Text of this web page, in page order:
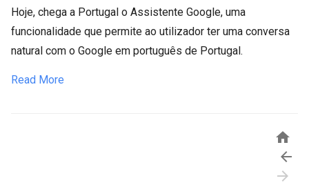
Hoje, chega a Portugal o Assistente Google, uma
funcionalidade que permite ao utilizador ter uma conversa
natural com o Google em português de Portugal.
Read More


